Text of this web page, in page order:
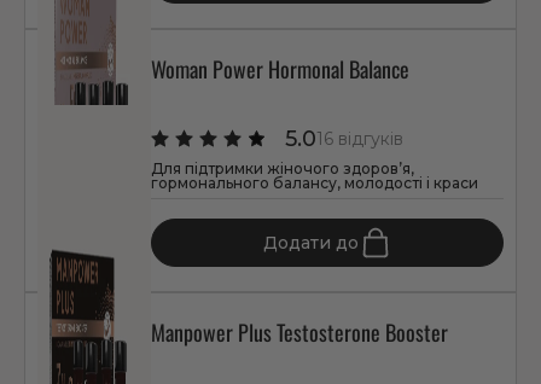
Woman Power Hormonal Balance
5.016 відгуків
Для підтримки жіночого здоров’я,
гормонального балансу, молодості і краси
Додати до
Manpower Plus Testosterone Booster